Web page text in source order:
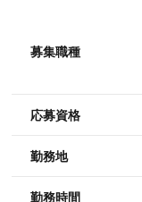
募集職種
応募資格
勤務地
勤務時間